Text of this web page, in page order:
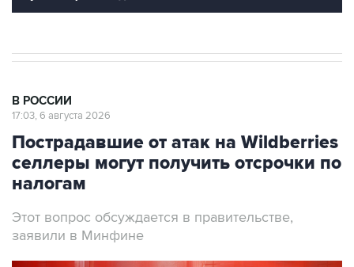
Пострадавшие от атак на Wildberries
селлеры могут получить отсрочки по
налогам
Этот вопрос обсуждается в правительстве,